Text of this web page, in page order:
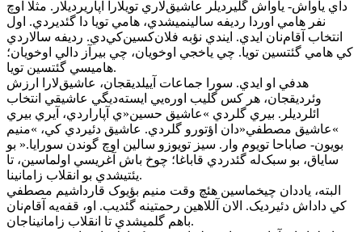
داي ياواش- ياواش گليرديلر عاشيق‌لاري تويلارا آپاريرديلار. مثلا اوچ
نفر هامي اوردا رديفه سالينميشدي، هامي تويا دا گئديردي. اول
انتخاب آقام‌نان ايدي. ايندي نؤبه فلان‌کسين‌کي‌دي. رديفه سالاردي
کي هامي گئتسين تويا. چي ياخجي اوخويان، چي بيرآز دالي اوخويان؛
هاميسي گئتسين تويا.
هدفي او ايدي. سورا جماعات آييلديقجان، عاشيق‌لارا ارزش
وئرديقجان، هر کس گليب اوره‌يي ايسته‌ديگي عاشيقي انتخاب
ائلرديلر. بيري گلردي »عاشيق حسين«ي آپاراردي، آيري بيري
»عاشيق مصطفي«دان اؤتورو گلردي. عاشيق دئيردي کي، »منيم
بويون- صاباحا تويوم وار. سيز تويوزو سالين اوچ گوندن سورايا.« بو
ساياق، بو سبک‌له گئدردي قاباغا؛ چوخ باش آغريسي اولماسين، تا
يئتيشدي بو انقلاب زامانينا.
البته، ياددان چيخماسين هئچ وقت منيم بؤيوک قارداشيم مصطفي
کي داداش دئيرديک. الان آللاهين رحمتينه گئديب. او، قفه‌يه آقام‌نان
باهم گلميشدي تا انقلاب زامانيناجان.